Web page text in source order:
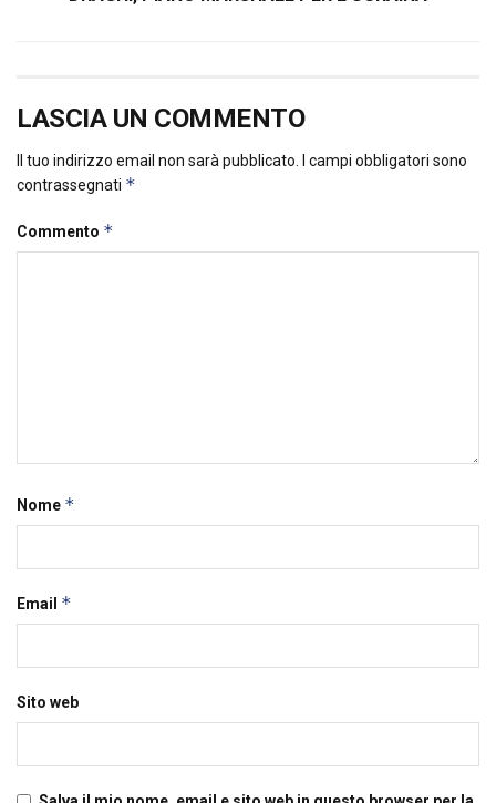
LASCIA UN COMMENTO
Il tuo indirizzo email non sarà pubblicato.
I campi obbligatori sono
contrassegnati *
Commento *
Nome *
Email *
Sito web